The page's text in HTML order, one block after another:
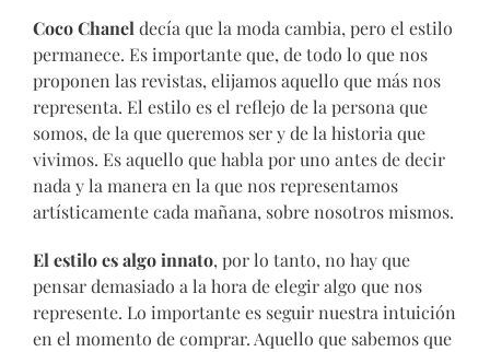
Coco Chanel decía que la moda cambia, pero el estilo
permanece. Es importante que, de todo lo que nos
proponen las revistas, elijamos aquello que más nos
representa. El estilo es el reflejo de la persona que
somos, de la que queremos ser y de la historia que
vivimos. Es aquello que habla por uno antes de decir
nada y la manera en la que nos representamos
artísticamente cada mañana, sobre nosotros mismos.
El estilo es algo innato, por lo tanto, no hay que
pensar demasiado a la hora de elegir algo que nos
represente. Lo importante es seguir nuestra intuición
en el momento de comprar. Aquello que sabemos que